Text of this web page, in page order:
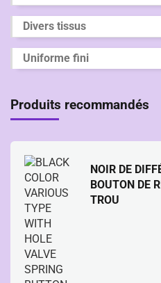
Divers tissus
Uniforme fini
Produits recommandés
NOIR DE
BOUTON DE
TROU